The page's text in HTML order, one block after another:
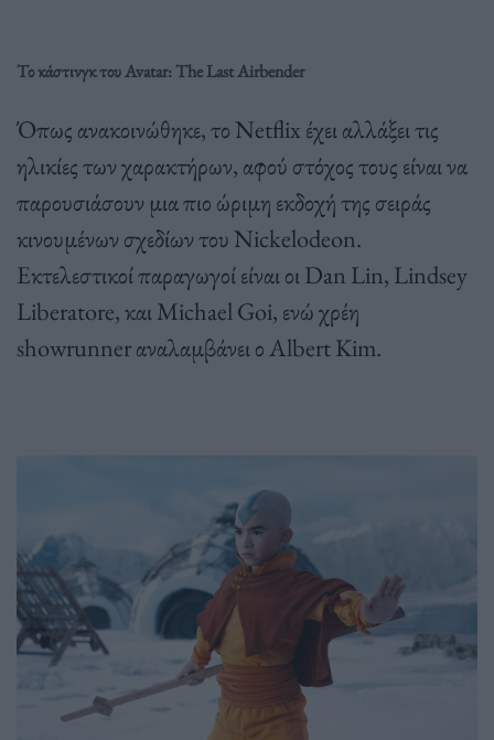
Το κάστινγκ του Avatar: The Last Airbender
Όπως ανακοινώθηκε, το Netflix έχει αλλάξει τις
ηλικίες των χαρακτήρων, αφού στόχος τους είναι να
παρουσιάσουν μια πιο ώριμη εκδοχή της σειράς
κινουμένων σχεδίων του Nickelodeon.
Εκτελεστικοί παραγωγοί είναι οι Dan Lin, Lindsey
Liberatore, και Michael Goi, ενώ χρέη
showrunner αναλαμβάνει ο Albert Kim.